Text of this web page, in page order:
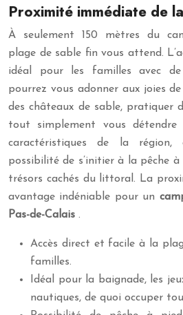
Proximité immédiate de
À seulement 150 mètres du
plage de sable fin vous attend.
idéal pour les familles avec de
pourrez vous adonner aux joies
des châteaux de sable, pratiquer
tout simplement vous détendre
caractéristiques de la région,
possibilité de s’initier à la pêche
trésors cachés du littoral. La
avantage indéniable pour un
Pas-de-Calais .
Accès direct et facile à la
familles.
Idéal pour la baignade, les
nautiques, de quoi occuper